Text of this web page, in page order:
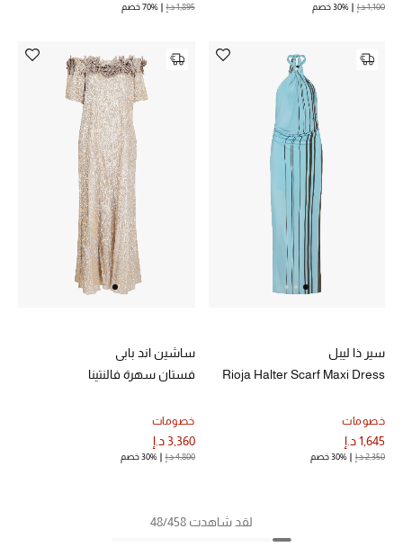
1,100 د.إ 30% خصم 1,895 د.إ 70% خصم
سير ذا ليبل
Rioja Halter Scarf Maxi Dress
خصومات
1,645 د.إ
2,350 د.إ 30% خصم
ساشين اند بابي
فستان سهرة فالنتينا
خصومات
3,360 د.إ
4,800 د.إ 30% خصم
لقد شاهدت 48/458